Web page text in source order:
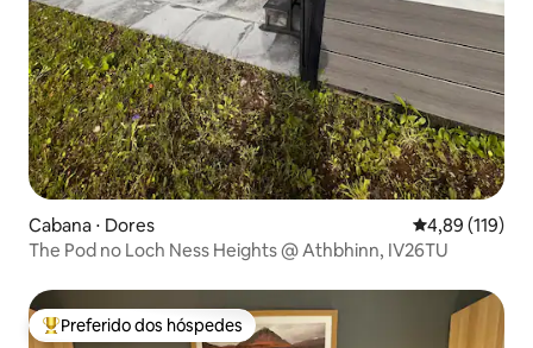
Cabana ⋅ Dores 4,89 de uma
4,89 (119)
The Pod no Loch Ness Heights @ Athbhinn, IV26TU
Entre os melhores preferidos dos hóspedes
Preferido dos hóspedes